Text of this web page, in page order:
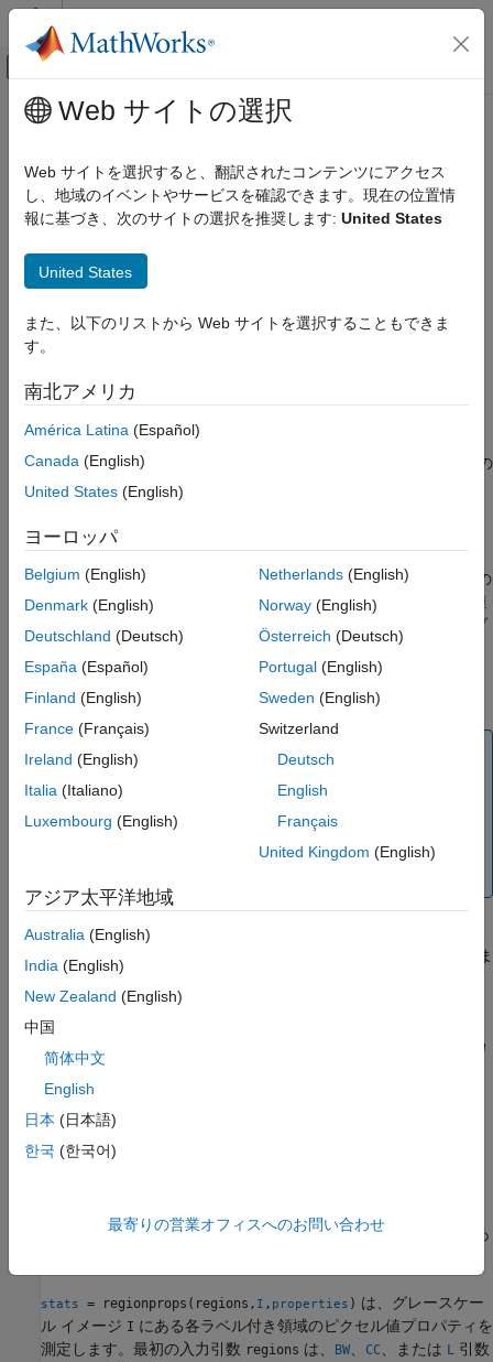
コンテンツへスキップ
オフキャンバス ナビゲーション メ
ドキュメンテーションのホーム
Image Processing Toolbox
イメージのセグメンテーションと解析
項目一覧
構文
例
入力引数
出力引数
詳細
拡張機能
メインコンテンツ
regionprops
イメージ領域のプロパティの計測
構文
stats = regionprops(CC,properties)
stats = regionprops(L,properties)
stats = regionprops(outputFormat,
説明
関数regionprops
は、イメージ内の各オブジェクト (連結要素) の
プロパティ (面積、重心、境界ボックスなど) を測定します。
regionpropsは、2 次元イメージには 8 連結近傍を、それより高
次元のイメージには最大連結を使用して、バイナリ イメージ内の
固有オブジェクトを検出します。詳細については、
ピクセルの連
を参照してください。その他の種類の連結性を使用してオブ
ジェクトを検出するには、代わりに
bwconncomp
を使用して連結
要素を作成し、次に
引数を使用してその結果を
に渡します。
メモ
3-D ボリューム イメージ内のオブジェクトのプロパティ
を測定するには、代わりに
を検討してください。
regionpropsは 3-D イメージを受け
入れることができますが、regionprops3の方が 3-D イメ
関数regionprops
引数を省略できま
す。この場合、関数は
"BoundingBox"の測定値を返します。
stats = regionprops( BW
内の各オブジェクトのプロパティを測定します。
例
= regionprops(L , properties )は、ラベル イメージ
にあ
stats = regionprops(regions, I , properties ) は、グレースケー
ル イメージ I にある各ラベル付き領域のピクセル値プロパティを
測定します。最初の入力引数 regions は、 BW、 CC、または L 引数
Web サイトの選択
Web サイトを選択すると、翻訳されたコンテンツにアクセス
し、地域のイベントやサービスを確認できます。現在の位置情
報に基づき、次のサイトの選択を推奨します: United States
United States
また、以下のリストから Web サイトを選択することもできま
す。
南北アメリカ
América Latina (Español)
Canada (English)
United States (English)
ヨーロッパ
Belgium (English)
Denmark (English)
Deutschland (Deutsch)
España (Español)
Finland (English)
France (Français)
Ireland (English)
Italia (Italiano)
Luxembourg (English)
Netherlands(English)
Norway(English)
Österreich (Deutsch)
Portugal(English)
Sweden (English)
Switzerland
Deutsch
English
Français
United Kingdom (English)
アジア太平洋地域
Australia (English)
India (English)
New Zealand (English)
中国
简体中文
English
日本 (日本語)
한국 (한국어)
最寄りの営業オフィスへのお問い合わせ